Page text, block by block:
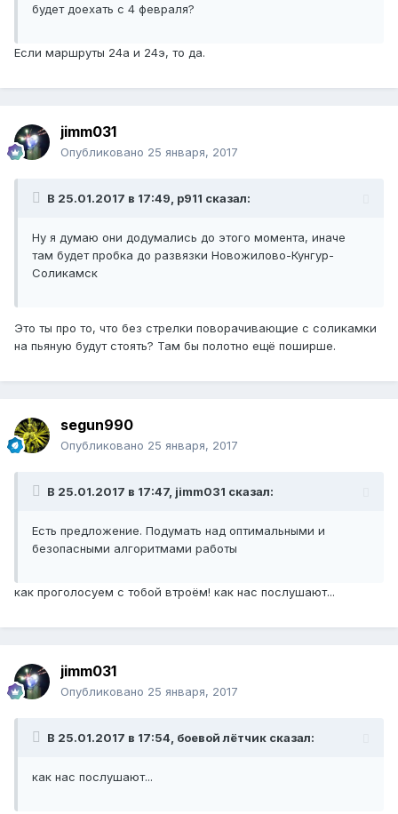
будет доехать с 4 февраля?
Если маршруты 24а и 24э, то да.
jimm031
Опубликовано 25 января, 2017
В 25.01.2017 в 17:49, p911 сказал:
Ну я думаю они додумались до этого момента, иначе
там будет пробка до развязки Новожилово-Кунгур-
Соликамск
Это ты про то, что без стрелки поворачивающие с соликамки
на пьяную будут стоять? Там бы полотно ещё поширше.
segun990
Опубликовано 25 января, 2017
В 25.01.2017 в 17:47, jimm031 сказал:
Есть предложение. Подумать над оптимальными и
безопасными алгоритмами работы
как проголосуем с тобой втроём! как нас послушают...
jimm031
Опубликовано 25 января, 2017
В 25.01.2017 в 17:54, боевой лётчик сказал:
как нас послушают...